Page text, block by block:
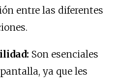
entre las diferentes
Son esenciales
ya que les